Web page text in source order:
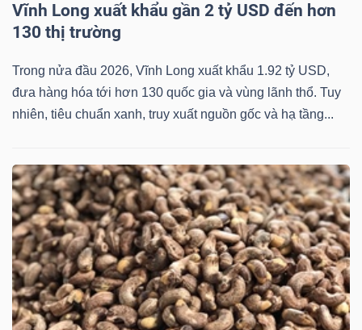
Vĩnh Long xuất khẩu gần 2 tỷ USD đến hơn
130 thị trường
Trong nửa đầu 2026, Vĩnh Long xuất khẩu 1.92 tỷ USD,
đưa hàng hóa tới hơn 130 quốc gia và vùng lãnh thổ. Tuy
nhiên, tiêu chuẩn xanh, truy xuất nguồn gốc và hạ tầng...